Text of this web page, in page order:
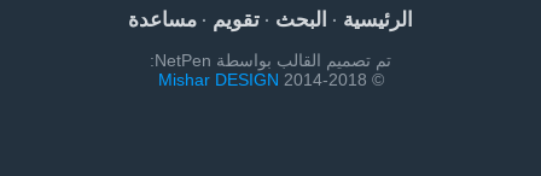
الرئيسية· البحث· تقويم· مساعدة
تم تصميم القالب بواسطة NetPen:
© 2014-2018
Mishar DESIGN